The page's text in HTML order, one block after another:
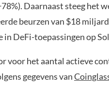
Daarnaast steeg het
beurzen van $18
DeFi-toepassingen op
voor het aantal actieve
gegevens van